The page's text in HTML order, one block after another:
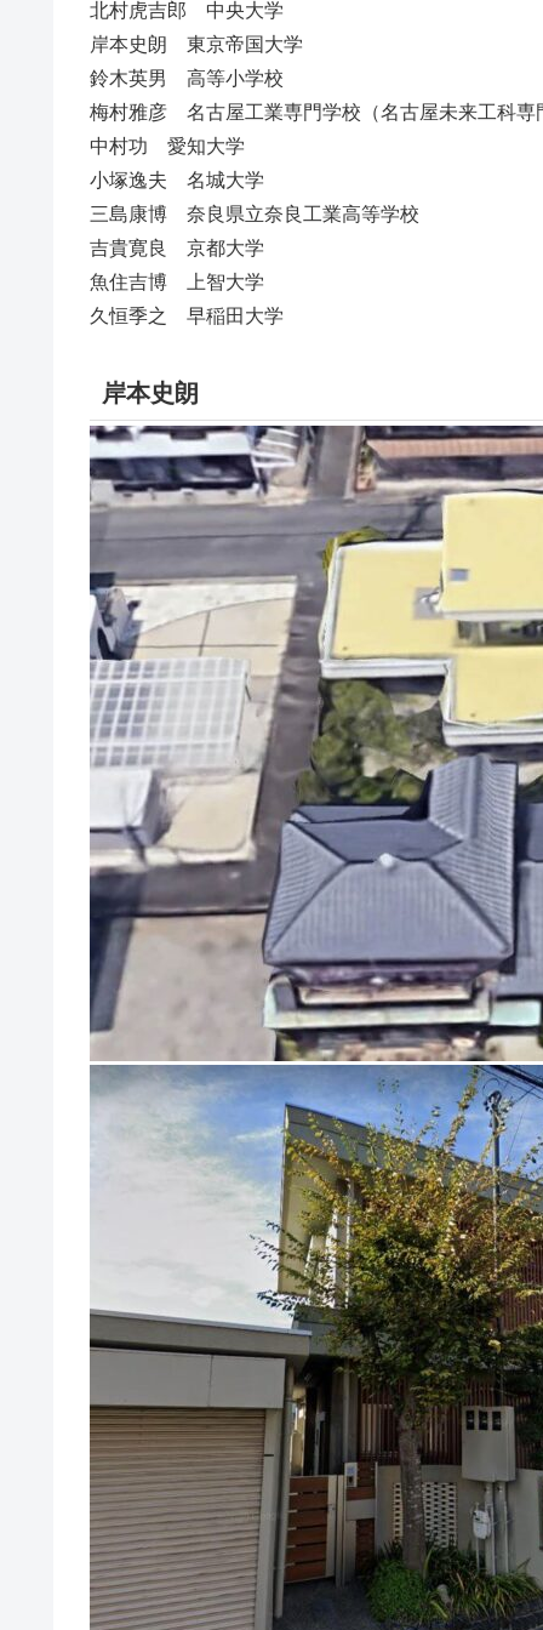
北村虎吉郎 中央大学
岸本史朗 東京帝国大学
鈴木英男 高等小学校
梅村雅彦 名古屋工業専門学校（名古屋未来工科専
中村功 愛知大学
小塚逸夫 名城大学
三島康博 奈良県立奈良工業高等学校
吉貴寛良 京都大学
魚住吉博 上智大学
久恒季之 早稲田大学
岸本史朗